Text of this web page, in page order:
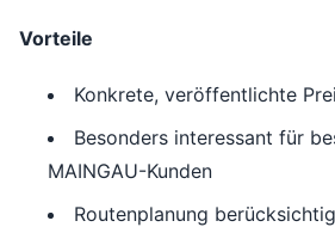
Vorteile
Konkrete, veröffentlichte
Besonders interessant für
MAINGAU-Kunden
Routenplanung